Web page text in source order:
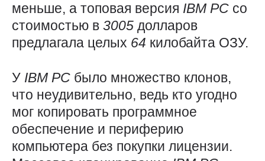
меньше, а топовая версия IBM PC со
стоимостью в 3005 долларов
предлагала целых 64 килобайта ОЗУ.
У IBM PC было множество клонов,
что неудивительно, ведь кто угодно
мог копировать программное
обеспечение и периферию
компьютера без покупки лицензии.